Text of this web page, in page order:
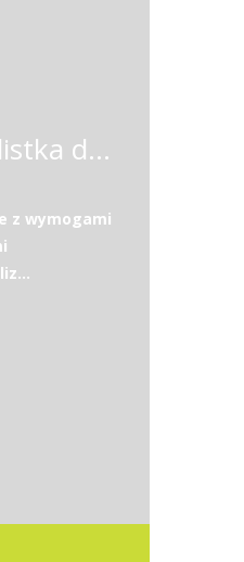
Starszy Specjalista / Starsza Specjalistka ds. księgowości
z wymogami